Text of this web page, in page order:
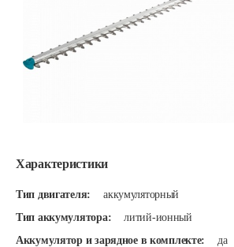
Характеристики
Тип двигателя:
аккумуляторный
Тип аккумулятора:
литий-ионный
Аккумулятор и зарядное в комплекте:
да